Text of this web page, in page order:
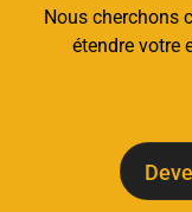
Nous cherchons
étendre votre